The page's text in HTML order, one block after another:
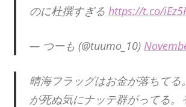
のに杜撰すぎる https://t.co/
— つーも (@tuumo_10)
晴海フラッグはお金が落ちてる
が死ぬ気にナッテ群がってる。